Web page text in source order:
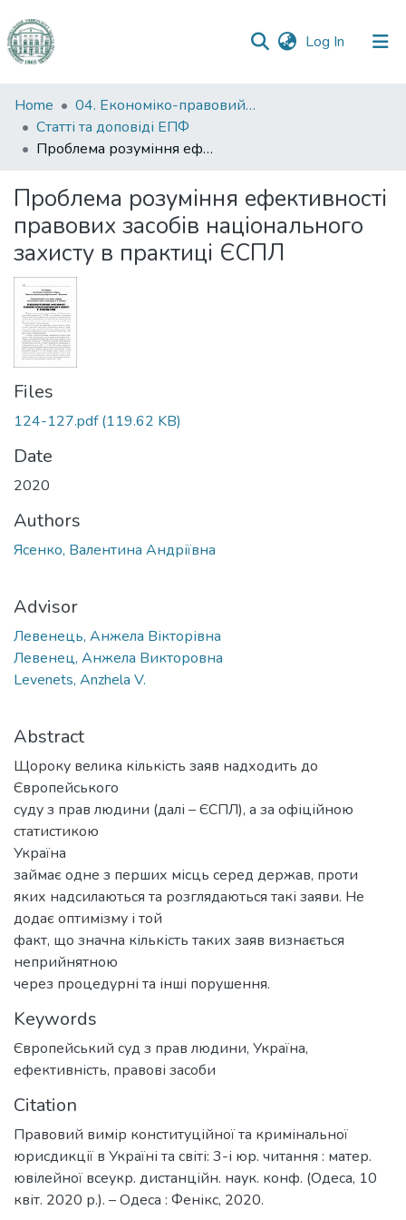
Log In (current)
Communities
&
Collections
Statistics
Home
04. Економіко-правовий факультет
Статті та доповіді ЕПФ
Проблема розуміння ефективності правових засобів національного захисту в практиці ЄСПЛ
Проблема розуміння ефективності
правових засобів національного
захисту в практиці ЄСПЛ
Files
124-127.pdf(119.62 KB)
Date
2020
Authors
Ясенко, Валентина Андріївна
Advisor
Левенець, Анжела Вікторівна
Левенец, Анжела Викторовна
Levenets, Anzhela V.
Abstract
Щороку велика кількість заяв надходить до
Європейського
суду з прав людини (далі – ЄСПЛ), а за офіційною
статистикою
Україна
займає одне з перших місць серед держав, проти
яких надсилаються та розглядаються такі заяви. Не
додає оптимізму і той
факт, що значна кількість таких заяв визнається
неприйнятною
через процедурні та інші порушення.
Keywords
Європейський суд з прав людини, Україна,
ефективність, правові засоби
Citation
Правовий вимір конституційної та кримінальної
юрисдикції в Україні та світі: 3-і юр. читання : матер.
ювілейної всеукр. дистанційн. наук. конф. (Одеса, 10
квіт. 2020 р.). – Одеса : Фенікс, 2020.